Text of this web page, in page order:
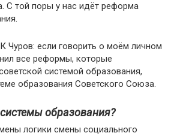
С той поры у нас идёт реформа
Чуров: если говорить о моём личном
все реформы, которые
системой образования,
образования Советского Союза.
образования?
логики смены социального